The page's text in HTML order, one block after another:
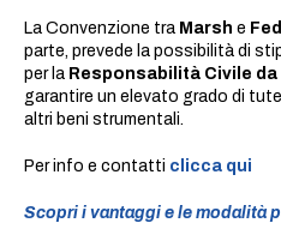
La Convenzione tra Marsh e
parte, prevede la possibilità di
per la Responsabilità Civile
garantire un elevato grado di
altri beni strumentali.
Per info e contatti clicca qui
Scopri i vantaggi e le modalità